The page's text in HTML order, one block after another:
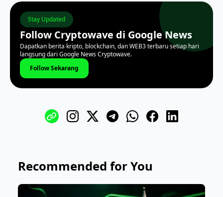
Stay Updated
Follow Cryptowave di Google News
Dapatkan berita kripto, blockchain, dan WEB3 terbaru setiap hari
langsung dari Google News Cryptowave.
Follow Sekarang
Recommended for You